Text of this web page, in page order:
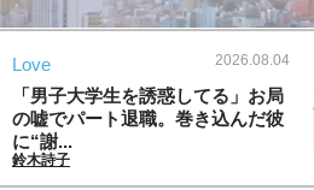
Love 2026.08.04
「男子大学生を誘惑してる」お局
の嘘でパート退職。巻き込んだ彼
に“謝...
鈴木詩子